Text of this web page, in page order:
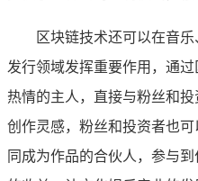
区块链技术还可以在音
发行领域发挥重要作用，通
热情的主人，直接与粉丝和
创作灵感，粉丝和投资者也
同成为作品的合伙人，参与